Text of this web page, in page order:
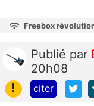
Freebox
Publié par
20h08
!
citer